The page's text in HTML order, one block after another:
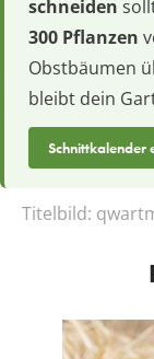
schneiden
300 Pflanzen
Obstbäumen
bleibt dein
Schnittkalender
Titelbild: